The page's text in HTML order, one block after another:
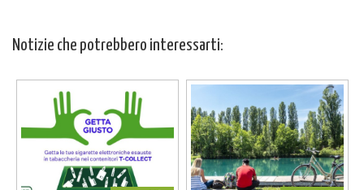
Notizie che potrebbero interessarti: